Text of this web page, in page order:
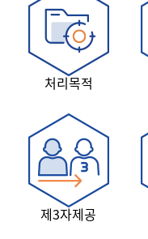
처리목적
제3자제공